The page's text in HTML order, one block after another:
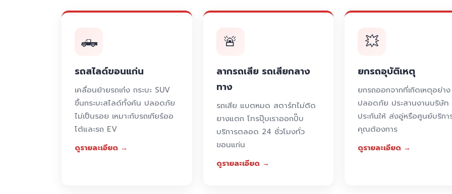
🛻
รถสไลด์ขอนแก่น
เคลื่อนย้ายรถเก๋ง กระบะ SUV
ขึ้นกระบะสไลด์ทั้งคัน ปลอดภัย
ไม่เป็นรอย เหมาะกับรถเกียร์ออ
โต้และรถ EV
ดูรายละเอียด →
🚨
ลากรถเสีย รถเสียกลาง
ทาง
รถเสีย แบตหมด สตาร์ทไม่ติด
ยางแตก โทรปุ๊บเราออกปั๊บ
บริการตลอด 24 ชั่วโมงทั่ว
ขอนแก่น
ดูรายละเอียด →
💥
ยกรถอุบัติเหตุ
ยกรถออกจากที่เกิดเหตุอย่าง
ปลอดภัย ประสานงานบริษัท
ประกันให้ ส่งอู่หรือศูนย์บริกา
คุณต้องการ
ดูรายละเอียด →